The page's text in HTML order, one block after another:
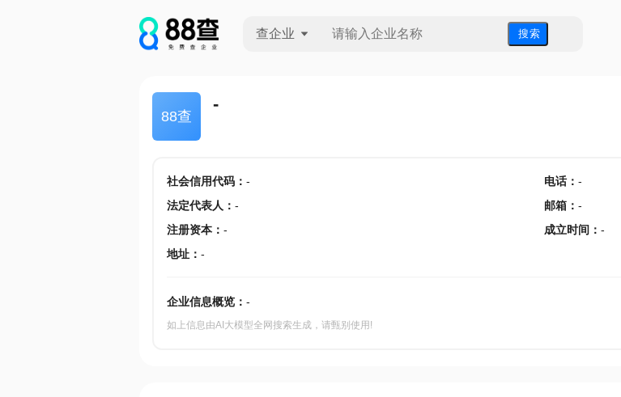
查企业 搜 索
88查
-
社会信用代码： - 电话： -
法定代表人 ： - 邮箱 ： -
注册资本： - 成立时间 ： -
地址： -
企业信息概览： -
如上信息由AI大模型全网搜索生成，请甄别使用!